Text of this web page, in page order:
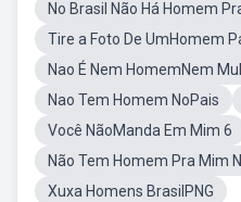
No Brasil Não Há Homem
Tire a Foto De UmHomem
Nao É Nem HomemNem
Nao Tem Homem NoPais
Você NãoManda Em Mim 6
Não Tem Homem Pra Mim
Xuxa Homens BrasilPNG